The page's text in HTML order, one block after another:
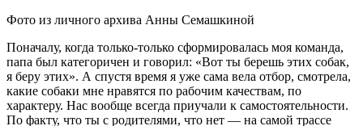
Фото из личного архива Анны Семашкиной
Поначалу, когда только-только сформировалась моя команда,
папа был категоричен и говорил: «Вот ты берешь этих собак,
я беру этих». А спустя время я уже сама вела отбор, смотрела,
какие собаки мне нравятся по рабочим качествам, по
характеру. Нас вообще всегда приучали к самостоятельности.
По факту, что ты с родителями, что нет — на самой трассе